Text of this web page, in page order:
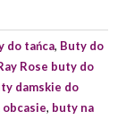
do tańca, Buty do
Rose buty do
damskie do
obcasie, buty na